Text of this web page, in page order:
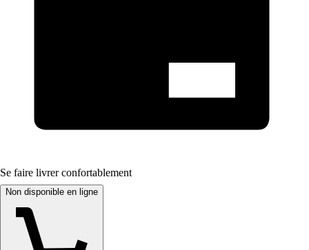
Se faire livrer confortablement
Non disponible en ligne